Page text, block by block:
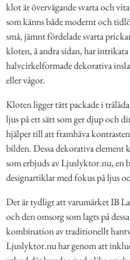
klot är övervägande svarta och
som känns både modernt och
små, jämnt fördelade svarta
kloten, å andra sidan, har
halvcirkelformade dekorativa
eller vågor.
Kloten ligger tätt packade i
ljus på ett sätt som ger djup och
hjälper till att framhäva
bilden. Dessa dekorativa element
som erbjuds av Ljuslyktor.nu, en
designartiklar med fokus på ljus
Det är tydligt att varumärket IB
och den omsorg som lagts på
kombination av traditionellt
Ljuslyktor.nu har genom att